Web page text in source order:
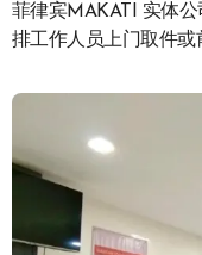
菲律宾MAKATI 实体
排工作人员上门取件或